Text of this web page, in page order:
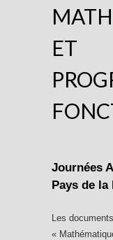
ET
Journées
Pays de la
Les
«